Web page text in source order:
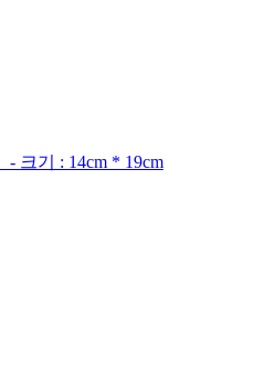
크기 : 14cm * 19cm